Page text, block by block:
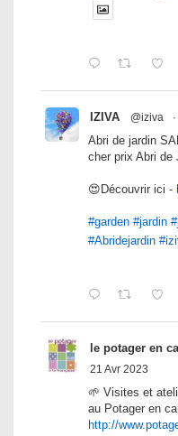
IZIVA @iziva ·
Abri de jardin
cher prix Abri de
😍Découvrir ici -
#garden #jardin
#Abridejardin
le potager en
21 Avr 2023
🌱 Visites et
au Potager en
http://